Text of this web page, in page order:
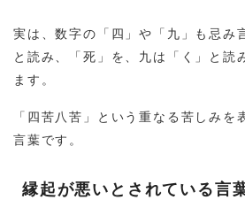
実は、数字の「四」や「九」も忌み
と読み、「死」を、九は「く」と読
ます。
「四苦八苦」という重なる苦しみを
言葉です。
縁起が悪いとされている言